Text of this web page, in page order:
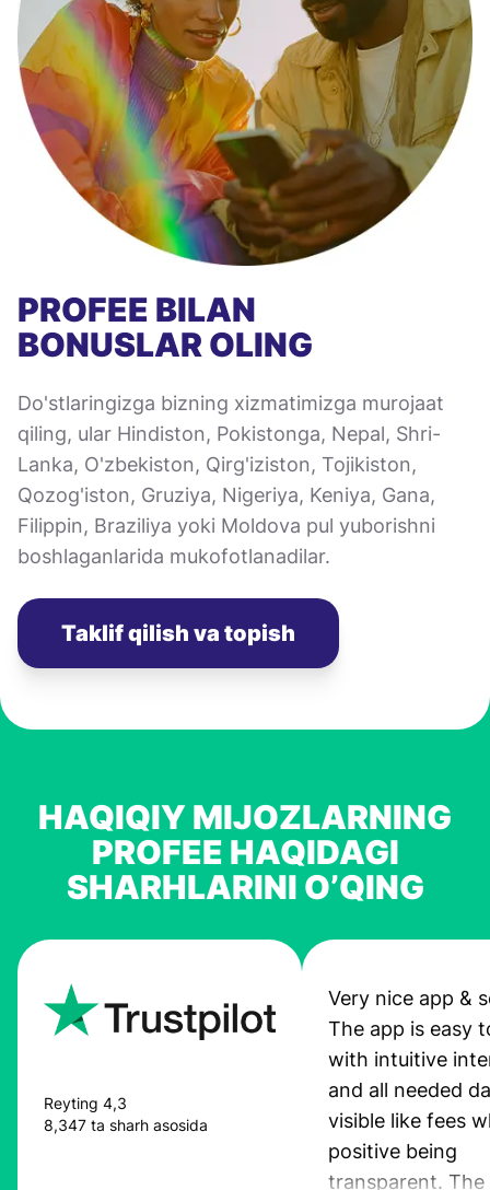
PROFEE BILAN
BONUSLAR OLING
Do'stlaringizga bizning xizmatimizga murojaat
qiling, ular Hindiston, Pokistonga, Nepal, Shri-
Lanka, O'zbekiston, Qirg'iziston, Tojikiston,
Qozog'iston, Gruziya, Nigeriya, Keniya, Gana,
Filippin, Braziliya yoki Moldova pul yuborishni
boshlaganlarida mukofotlanadilar.
Taklif qilish va topish
HAQIQIY MIJOZLARNING
PROFEE HAQIDAGI
SHARHLARINI O’QING
Reyting 4,3
8,347 ta sharh asosida
Very nice app &
The app is easy
with intuitive
and all needed
visible like fees
positive being
transparent. The